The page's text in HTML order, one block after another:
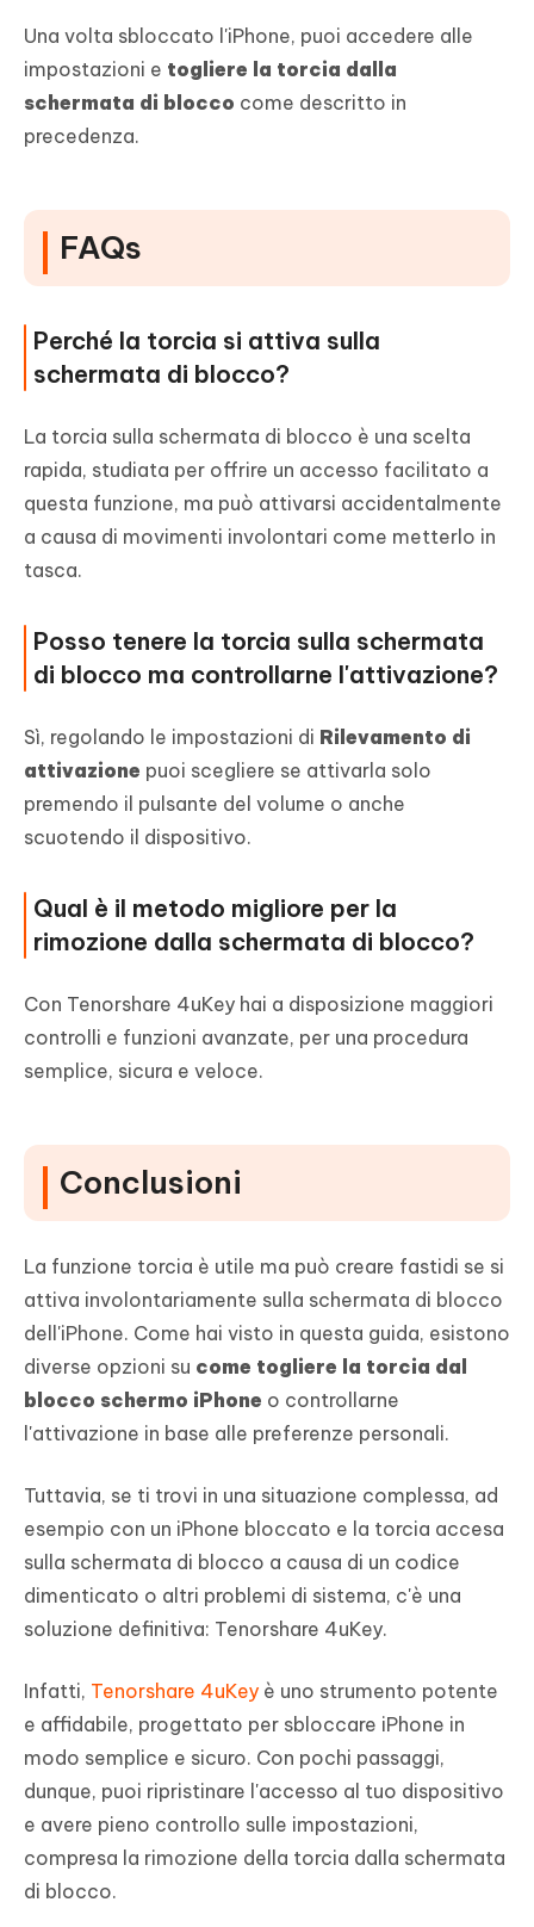
Una volta sbloccato l'iPhone, puoi accedere alle
impostazioni e togliere la torcia dalla
schermata di blocco come descritto in
precedenza.
FAQs
Perché la torcia si attiva sulla
schermata di blocco?
La torcia sulla schermata di blocco è una scelta
rapida, studiata per offrire un accesso facilitato a
questa funzione, ma può attivarsi accidentalmente
a causa di movimenti involontari come metterlo in
tasca.
Posso tenere la torcia sulla schermata
di blocco ma controllarne l'attivazione?
Sì, regolando le impostazioni di Rilevamento di
attivazione puoi scegliere se attivarla solo
premendo il pulsante del volume o anche
scuotendo il dispositivo.
Qual è il metodo migliore per la
rimozione dalla schermata di blocco?
Con Tenorshare 4uKey hai a disposizione maggiori
controlli e funzioni avanzate, per una procedura
semplice, sicura e veloce.
Conclusioni
La funzione torcia è utile ma può creare fastidi se si
attiva involontariamente sulla schermata di blocco
dell'iPhone. Come hai visto in questa guida, esistono
diverse opzioni su come togliere la torcia dal
blocco schermo iPhone o controllarne
l'attivazione in base alle preferenze personali.
Tuttavia, se ti trovi in una situazione complessa, ad
esempio con un iPhone bloccato e la torcia accesa
sulla schermata di blocco a causa di un codice
dimenticato o altri problemi di sistema, c'è una
soluzione definitiva: Tenorshare 4uKey.
Infatti, Tenorshare 4uKey è uno strumento potente
e affidabile, progettato per sbloccare iPhone in
modo semplice e sicuro. Con pochi passaggi,
dunque, puoi ripristinare l'accesso al tuo dispositivo
e avere pieno controllo sulle impostazioni,
compresa la rimozione della torcia dalla schermata
di blocco.